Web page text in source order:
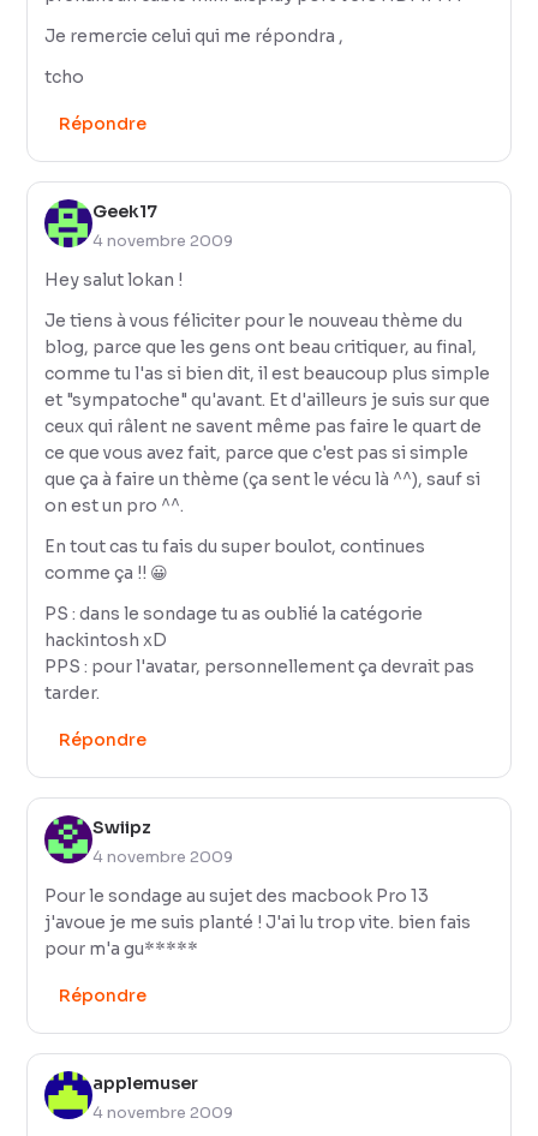
Je remercie celui qui me répondra ,
tcho
Répondre
Geek17
4 novembre 2009
Hey salut lokan !
Je tiens à vous féliciter pour le nouveau thème du
blog, parce que les gens ont beau critiquer, au final,
comme tu l'as si bien dit, il est beaucoup plus simple
et "sympatoche" qu'avant. Et d'ailleurs je suis sur que
ceux qui râlent ne savent même pas faire le quart de
ce que vous avez fait, parce que c'est pas si simple
que ça à faire un thème (ça sent le vécu là ^^), sauf si
on est un pro ^^.
En tout cas tu fais du super boulot, continues
comme ça !! 😀
PS : dans le sondage tu as oublié la catégorie
hackintosh xD
PPS : pour l'avatar, personnellement ça devrait pas
tarder.
Répondre
Swiipz
4 novembre 2009
Pour le sondage au sujet des macbook Pro 13
j'avoue je me suis planté ! J'ai lu trop vite. bien fais
pour m'a gu*****
Répondre
applemuser
4 novembre 2009